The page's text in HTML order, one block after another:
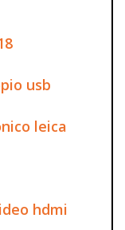
usb
leica
hdmi